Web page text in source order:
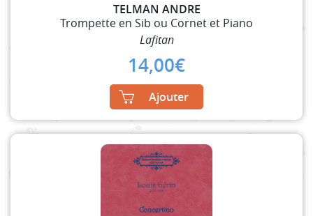
TELMAN ANDRE
Trompette en Sib ou Cornet et Piano
Lafitan
14,00€
Ajouter